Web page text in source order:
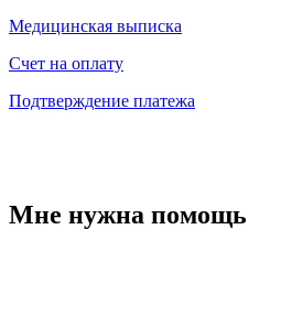
Медицинская выписка
Счет на оплату
Подтверждение платежа
Мне нужна помощь